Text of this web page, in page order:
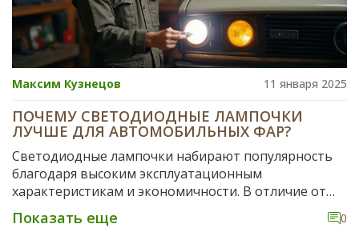
Максим Кузнецов 11 января 2025
ПОЧЕМУ СВЕТОДИОДНЫЕ ЛАМПОЧКИ
ЛУЧШЕ ДЛЯ АВТОМОБИЛЬНЫХ ФАР?
Светодиодные лампочки набирают популярность
благодаря высоким эксплуатационным
характеристикам и экономичности. В отличие от
галогенных ламп, они предлагают более яркое и
направленное освещение с меньшим
Показать еще 0